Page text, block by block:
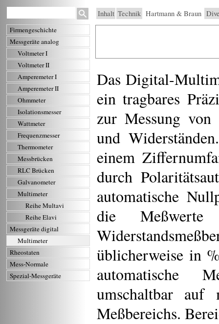
Inhalt Technik Hartmann & Braun
Firmengeschichte
Messgeräte analog
Voltmeter I
Voltmeter II
Amperemeter I
Amperemeter II
Ohmmeter
Isolationsmesser
Wattmeter
Frequenzmesser
Thermometer
Messbrücken
RLC Brücken
Galvanometer
Multimeter
Reihe Multavi
Reihe Elavi
Messgeräte digital
Multimeter
Rheostaten
Mess-Normale
Spezial-Messgeräte
Das Digital-
ein tragbares
zur Messung von
und
einem
durch
automatische
die
üblicherweise in
automatische
umschaltbar auf
Meßbereichs.